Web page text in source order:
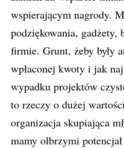
wspierającym nagrody.
podziękowania, gadżety,
firmie. Grunt, żeby były
wpłaconej kwoty i jak
wypadku projektów
to rzeczy o dużej
organizacja skupiająca
mamy olbrzymi